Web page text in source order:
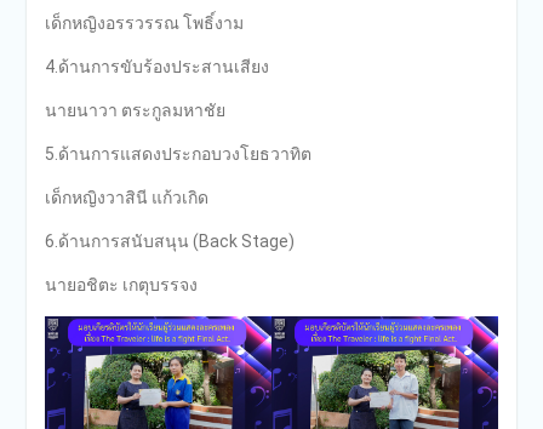
เด็กหญิงอรรวรรณ โพธิ์งาม
4.ด้านการขับร้องประสานเสียง
นายนาวา ตระกูลมหาชัย
5.ด้านการแสดงประกอบวงโยธวาทิต
เด็กหญิงวาสินี แก้วเกิด
6.ด้านการสนับสนุน (Back Stage)
นายอชิตะ เกตุบรรจง